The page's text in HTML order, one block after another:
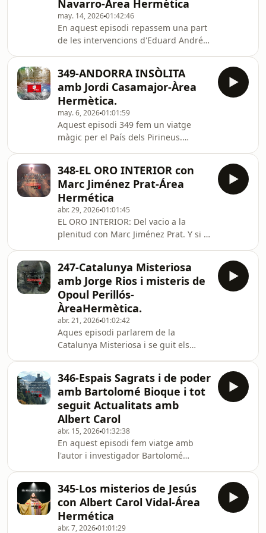
más imponentes y reverenciados del
planeta. Más allá de su belleza
natural y su fuerza geológica, cada
montaña es presentada como un
santuario vivo donde la hist
Navarro-Àrea Hermètica
may. 14, 202601:42:46
En aquest episodi repassem una part
de les intervencions d'Eduard Andrés
investigacions del Races i Rennes le
Chateau. Facebook grup Secrets del
Pirineu Telegram:
[https://t.me/.../FSW-
COI...//t.me/joinchat/FSW-COI-
ZiUtQ0Aj) Ràdio Caldes 107.8 fm,
www.radiocaldes.cat
areahermeticaradio@gmail
349-ANDORRA INSÒLITA
amb Jordi Casamajor-Àrea
Hermètica.
may. 6, 202601:01:59
Aquest episodi 349 fem un viatge
màgic per el País dels Pirineus.
Andorra és plena d’indrets insòlits:
rocs amb formes humanes, coves que
conserven l’eco d’antics rituals,
gravats rupestres que remeten a
divinitats oblidades, balmes
habitades pels primers pobladors o
llocs en què la llegenda s’ha
entrellaçat indestriablement amb la
història. Tot
348-EL ORO INTERIOR con
Marc Jiménez Prat-Área
Hermética
abr. 29, 202601:01:45
EL ORO INTERIOR: Del vacio a la
plenitud con Marc Jiménez Prat. Y si el
rincón olvidado por el tiempo, Alion
inicia un viaje hacia lo desconocido e
invisible, guiado por una voz que solo
puede escucharse desde el silencio
interior. Desde fuera parecía un
hombre cualquiera, con una vida
estable y aparentemente plena. Pero
den
247-Catalunya Misteriosa
amb Jorge Rios i misteris de
Opoul Perillós-
ÀreaHermètica.
abr. 21, 202601:02:42
Aques episodi parlarem de la
Catalunya Misteriosa i se guit els
oculta que revela la part més
desconeguda i misteriosa del nostre
patrimoni. Jorge Ríos explora el país a
la recerca del que sovint passa
desapercebut: històries de fantasmes
que encara habiten edificis, crims que
van sacsejar la societat, fenòmens
inexplicab
346-Espais Sagrats i de poder
amb Bartolomé Bioque i tot
seguit Actualitats amb
Albert Carol
abr. 15, 202601:32:38
En aquest episodi fem viatge amb
l'autor i investigador Bartolomé
energies que brollen en aquests llocs
sagrats i ancestrals com Montserrat,
Mont Saint Michael, El Bosc de
Broceilande amb la llegenda del Grial
345-Los misterios de Jesús
con Albert Carol Vidal-Área
Hermética
abr. 7, 202601:01:29